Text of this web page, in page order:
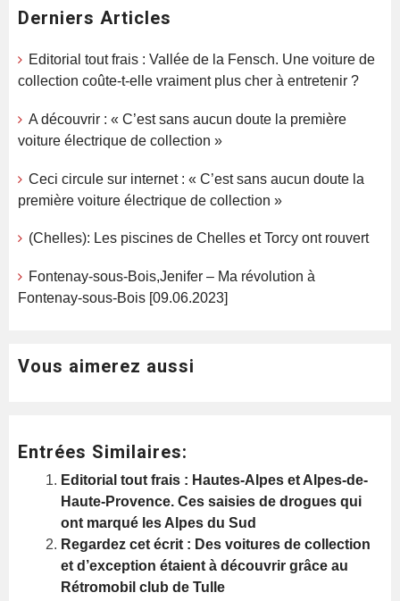
Derniers Articles
Editorial tout frais : Vallée de la Fensch. Une voiture de
collection coûte-t-elle vraiment plus cher à entretenir ?
A découvrir : « C’est sans aucun doute la première
voiture électrique de collection »
Ceci circule sur internet : « C’est sans aucun doute la
première voiture électrique de collection »
(Chelles): Les piscines de Chelles et Torcy ont rouvert
Fontenay-sous-Bois,Jenifer – Ma révolution à
Fontenay-sous-Bois [09.06.2023]
Vous aimerez aussi
Entrées Similaires:
Editorial tout frais : Hautes-Alpes et Alpes-de-
Haute-Provence. Ces saisies de drogues qui
ont marqué les Alpes du Sud
Regardez cet écrit : Des voitures de collection
et d’exception étaient à découvrir grâce au
Rétromobil club de Tulle